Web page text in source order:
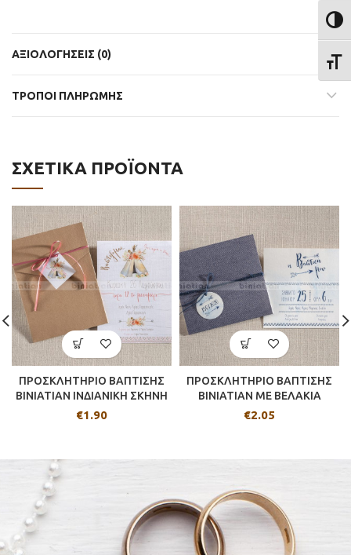
ΑΞΙΟΛΟΓΉΣΕΙΣ (0)
ΤΡΟΠΟΙ ΠΛΗΡΩΜΗΣ
ΣΧΕΤΙΚΆ ΠΡΟΪΌΝΤΑ
ΠΡΟΣΚΛΗΤΗΡΙΟ ΒΑΠΤΙΣΗΣ
BINIATIAN ΙΝΔΙΑΝΙΚΗ ΣΚΗΝΗ
€1.90
ΠΡΟΣΚΛΗΤΗΡΙΟ ΒΑΠΤΙΣΗΣ
BINIATIAN ΜΕ ΒΕΛΑΚΙΑ
€2.05